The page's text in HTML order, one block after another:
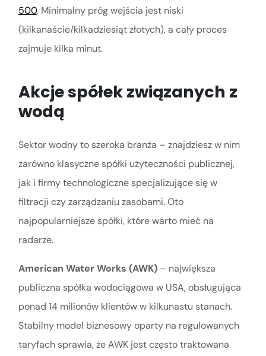
500. Minimalny próg wejścia jest niski
(kilkanaście/kilkadziesiąt złotych), a cały proces
zajmuje kilka minut.
Akcje spółek związanych z
wodą
Sektor wodny to szeroka branża – znajdziesz w nim
zarówno klasyczne spółki użyteczności publicznej,
jak i firmy technologiczne specjalizujące się w
filtracji czy zarządzaniu zasobami. Oto
najpopularniejsze spółki, które warto mieć na
radarze.
American Water Works (AWK)– największa
publiczna spółka wodociągowa w USA, obsługująca
ponad 14 milionów klientów w kilkunastu stanach.
Stabilny model biznesowy oparty na regulowanych
taryfach sprawia, że AWK jest często traktowana